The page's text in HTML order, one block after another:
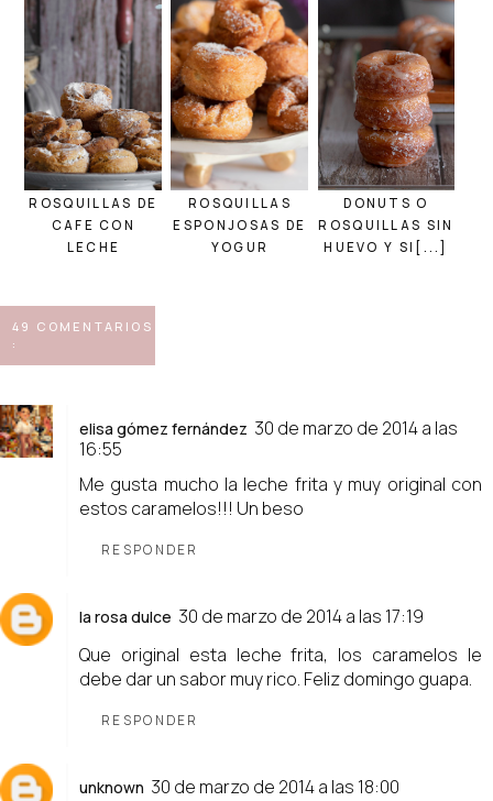
ROSQUILLAS DE
CAFE CON
LECHE
ROSQUILLAS
ESPONJOSAS DE
YOGUR
DONUTS O
ROSQUILLAS SIN
HUEVO Y SI[...]
49 COMENTARIOS
:
elisa gómez fernández 30 de marzo de 2014 a las
16:55
Me gusta mucho la leche frita y muy original con
estos caramelos!!! Un beso
RESPONDER
la rosa dulce 30 de marzo de 2014 a las 17:19
Que original esta leche frita, los caramelos le
debe dar un sabor muy rico. Feliz domingo guapa.
RESPONDER
unknown 30 de marzo de 2014 a las 18:00